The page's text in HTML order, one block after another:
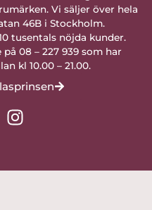
Vi säljer över hela
46B i Stockholm.
tusentals nöjda kunder.
08 – 227 939 som har
kl 10.00 – 21.00.
I
n